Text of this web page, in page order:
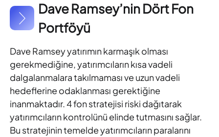
Dave Ramsey’nin Dört Fon
Portföyü
Dave Ramsey yatırımın karmaşık olması
gerekmediğine, yatırımcıların kısa vadeli
dalgalanmalara takılmaması ve uzun vadeli
hedeflerine odaklanması gerektiğine
inanmaktadır. 4 fon stratejisi riski dağıtarak
yatırımcıların kontrolünü elinde tutmasını sağlar.
Bu stratejinin temelde yatırımcıların paralarını